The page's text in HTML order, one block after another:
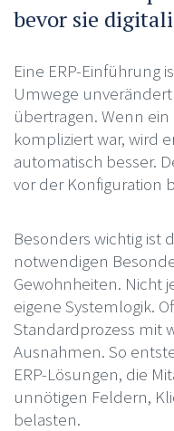
bevor sie
Eine ERP-Einführung
Umwege
übertragen. Wenn ein
kompliziert war, wird
automatisch besser.
vor der Konfiguration
Besonders wichtig ist
notwendigen
Gewohnheiten. Nicht
eigene Systemlogik.
Standardprozess mit
Ausnahmen. So
ERP-Lösungen, die
unnötigen Feldern,
belasten.